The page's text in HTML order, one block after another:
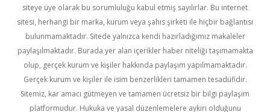
siteye üye olarak bu sorumluluğu kabul etmiş sayılırlar. Bu internet
sitesi, herhangi bir marka, kurum veya şahıs şirketi ile hiçbir bağlantısı
bulunmamaktadır. Sitede yalnızca kendi hazırladığımız makaleler
paylaşılmaktadır. Burada yer alan içerikler haber niteliği taşımamakta
olup, gerçek kurum ve kişiler hakkında paylaşım yapılmamaktadır.
Gerçek kurum ve kişiler ile isim benzerlikleri tamamen tesadüfidir.
Sitemiz, kar amacı gütmeyen ve tamamen ücretsiz bir bilgi paylaşım
platformudur. Hukuka ve yasal düzenlemelere aykırı olduğunu